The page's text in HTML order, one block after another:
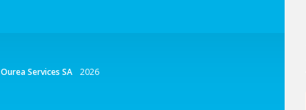
Ourea Services SA
2026